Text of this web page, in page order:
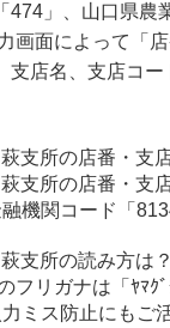
474」、山口県農
画面によって「
店名、支店コ
支所の店番・支
支所の店番・支
機関コード「
支所の読み方は？
フリガナは「ﾔﾏｸ
ミス防止にもご